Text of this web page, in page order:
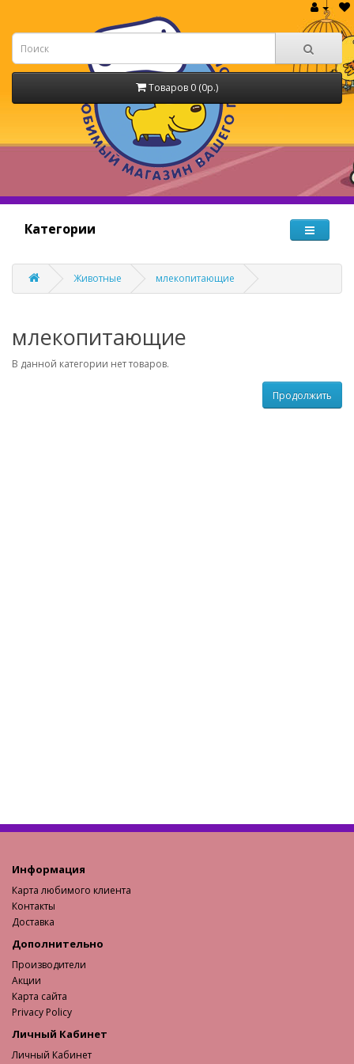
Товаров 0 (0р.)
Категории
Животные млекопитающие
млекопитающие
В данной категории нет товаров.
Продолжить
Информация
Карта любимого клиента
Контакты
Доставка
Дополнительно
Производители
Акции
Карта сайта
Privacy Policy
Личный Кабинет
Личный Кабинет